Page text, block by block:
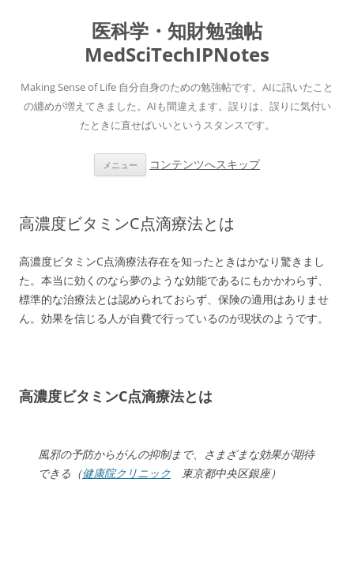
医科学・知財勉強帖
MedSciTechIPNotes
Making Sense of Life 自分自身のための勉強帖です。AIに訊いたこと
の纏めが増えてきました。AIも間違えます。誤りは、誤りに気付い
たときに直せばいいというスタンスです。
メニュー コンテンツへスキップ
高濃度ビタミンC点滴療法とは
高濃度ビタミンC点滴療法存在を知ったときはかなり驚きまし
た。本当に効くのなら夢のような効能であるにもかかわらず、
標準的な治療法とは認められておらず、保険の適用はありませ
ん。効果を信じる人が自費で行っているのが現状のようです。
高濃度ビタミンC点滴療法とは
風邪の予防からがんの抑制まで、さまざまな効果が期待
できる（健康院クリニック 東京都中央区銀座）